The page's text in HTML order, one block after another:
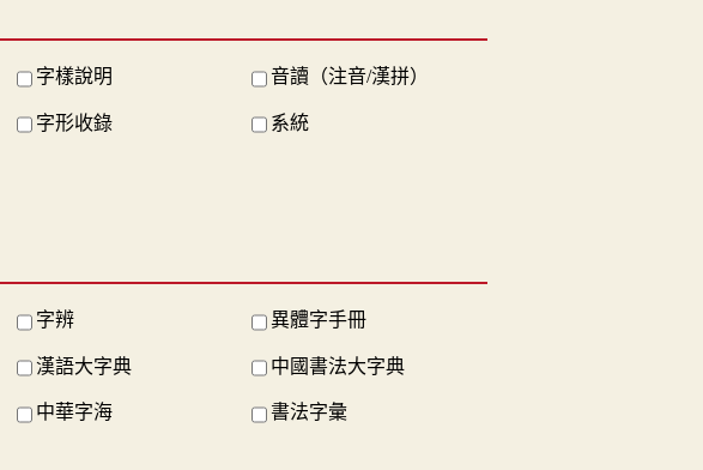
字樣說明 音讀（注音/漢拼）
字形收錄 系統
字辨 異體字手冊
漢語大字典 中國書法大字典
中華字海 書法字彙